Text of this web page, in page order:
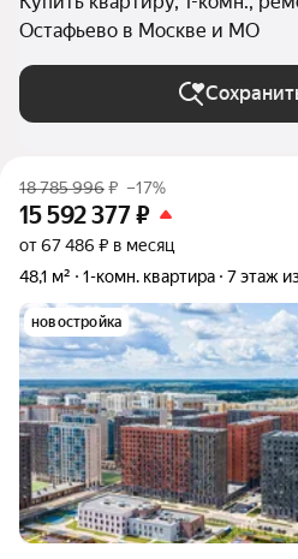
Остафьево в Москве и МО
18 785 996₽ –17%
15 592 377₽
от 67 486 ₽ в месяц
48,1 м²
1-комн. квартира 7 этаж
новостройка